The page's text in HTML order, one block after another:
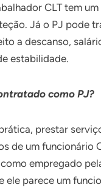
CLT tem
Já o PJ pode
a descanso,
estabilidade.
como PJ?
prestar
de um funcionário
empregado
ele parece um